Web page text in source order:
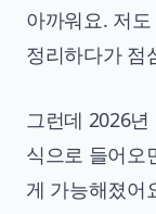
아까워요. 저
정리하다가 점
그런데 2026
식으로 들어오
게 가능해졌어